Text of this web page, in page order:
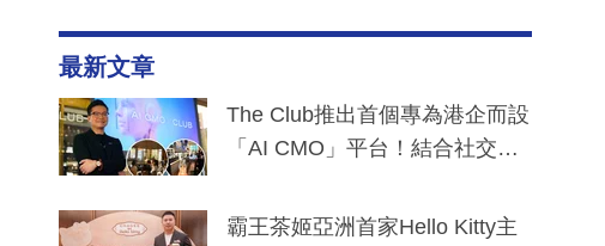
最新文章
The Club推出首個專為港企而設
「AI CMO」平台！結合社交聆
分鐘生成「貼地」宣傳短片
霸王茶姬亞洲首家Hello Kitty主